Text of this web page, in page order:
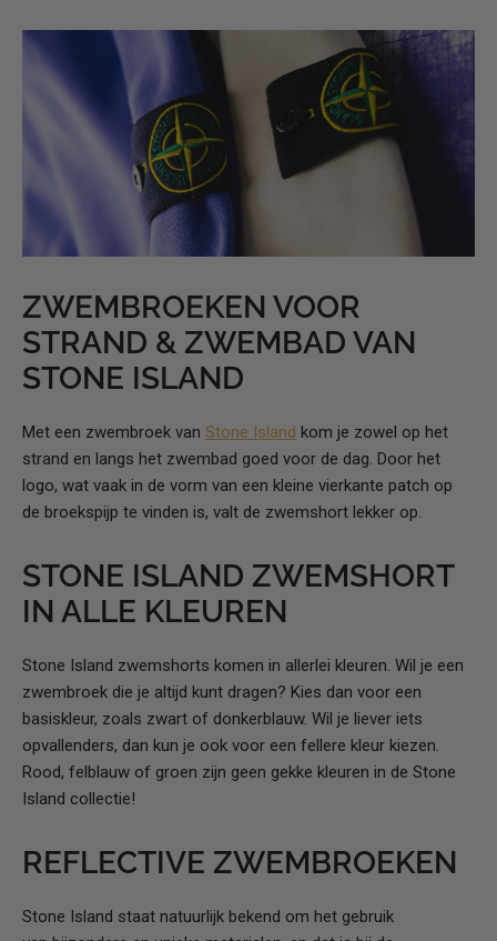
ZWEMBROEKEN VOOR
STRAND & ZWEMBAD VAN
STONE ISLAND
Met een zwembroek vanStone Island kom je zowel op het
strand en langs het zwembad goed voor de dag. Door het
logo, wat vaak in de vorm van een kleine vierkante patch op
de broekspijp te vinden is, valt de zwemshort lekker op.
STONE ISLAND ZWEMSHORT
IN ALLE KLEUREN
Stone Island zwemshorts komen in allerlei kleuren. Wil je een
zwembroek die je altijd kunt dragen? Kies dan voor een
basiskleur, zoals zwart of donkerblauw. Wil je liever iets
opvallenders, dan kun je ook voor een fellere kleur kiezen.
Rood, felblauw of groen zijn geen gekke kleuren in de Stone
Island collectie!
REFLECTIVE ZWEMBROEKEN
Stone Island staat natuurlijk bekend om het gebruik